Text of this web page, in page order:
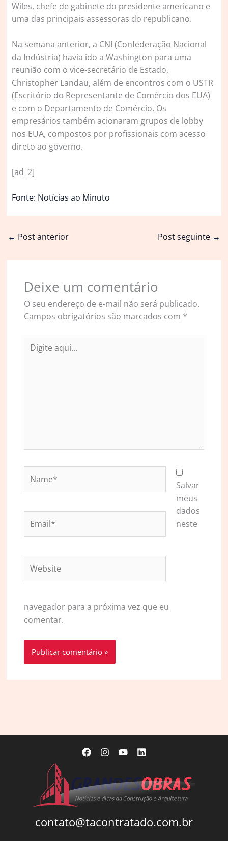
Wiles, chefe de gabinete do presidente americano e
uma das principais assessoras do republicano.
Na semana anterior, a CNI (Confederação Nacional
da Indústria) havia ido a Washington para uma
reunião com o vice-secretário de Estado,
Christopher Landau, além de encontros com o USTR
(Escritório do Representante de Comércio dos EUA)
e com o Departamento de Comércio. Os
empresários também acionaram grupos de lobby
nos EUA, compostos por profissionais com acesso
direto ao governo.
[ad_2]
Fonte: Notícias ao Minuto
← Post anterior Post seguinte →
Deixe um comentário
O seu endereço de e-mail não será publicado.
Campos obrigatórios são marcados com *
aqui...
Salvar
meus
dados
neste
navegador para a próxima vez que eu
comentar.
contato@tacontratado.com.br